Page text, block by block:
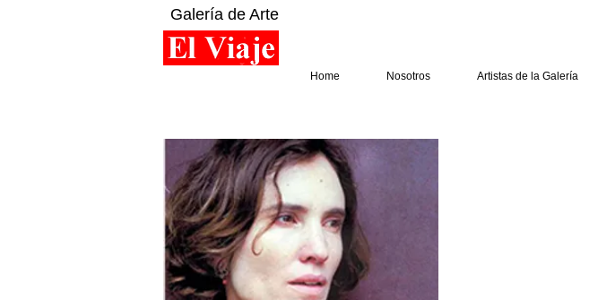
Galería de Arte
Home Nosotros Artistas de la Galería